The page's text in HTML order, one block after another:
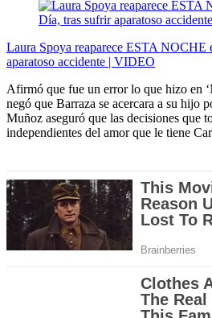
Laura Spoya reaparece ESTA NOCHE
aparatoso accidente | VIDEO
Afirmó que fue un error lo que hizo en
negó que Barraza se acercara a su hijo
Muñoz aseguró que las decisiones que
independientes del amor que le tiene